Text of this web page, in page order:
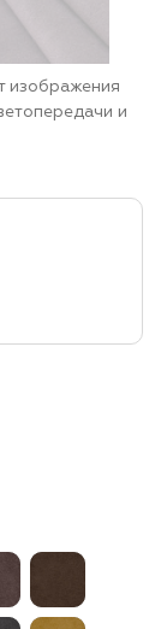
изображения
и